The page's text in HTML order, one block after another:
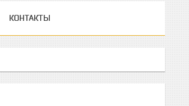
КОНТАКТЫ